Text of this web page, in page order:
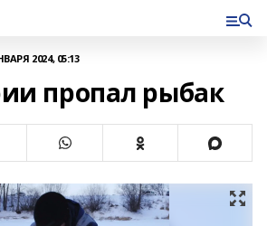
2024, 05:13
пропал рыбак